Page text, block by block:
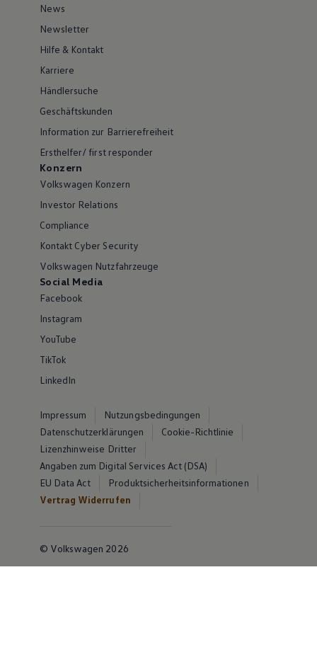
News
Newsletter
Hilfe & Kontakt
Karriere
Händlersuche
Geschäftskunden
Information zur Barrierefreiheit
Ersthelfer/ first responder
Konzern
Volkswagen Konzern
Investor Relations
Compliance
Kontakt Cyber Security
Volkswagen Nutzfahrzeuge
Social Media
Facebook
Instagram
YouTube
TikTok
LinkedIn
Impressum
Nutzungsbedingungen
Datenschutzerklärungen
Cookie-Richtlinie
Lizenzhinweise Dritter
Angaben zum Digital Services Act (DSA)
EU Data Act
Produktsicherheitsinformationen
Vertrag Widerrufen
© Volkswagen 2026